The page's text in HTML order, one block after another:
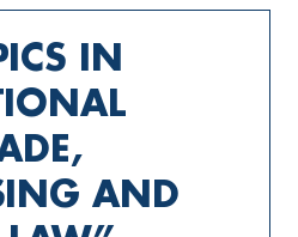
IN
AND